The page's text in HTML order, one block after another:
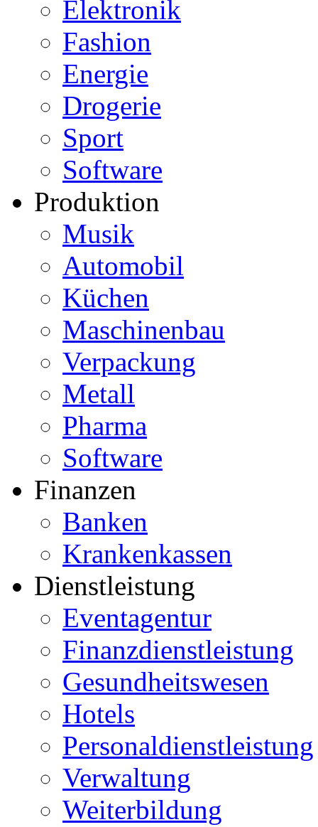
Elektronik
Fashion
Energie
Drogerie
Sport
Software
Produktion
Musik
Automobil
Küchen
Maschinenbau
Verpackung
Metall
Pharma
Software
Finanzen
Banken
Krankenkassen
Dienstleistung
Eventagentur
Finanzdienstleistung
Gesundheitswesen
Hotels
Personaldienstleistung
Verwaltung
Weiterbildung